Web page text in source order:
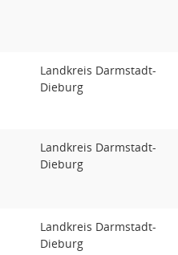
Landkreis Darmstadt-
Dieburg
Landkreis Darmstadt-
Dieburg
Landkreis Darmstadt-
Dieburg